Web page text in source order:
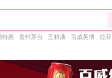
特惠 贵州茅台 五粮液 百威英博 拉菲